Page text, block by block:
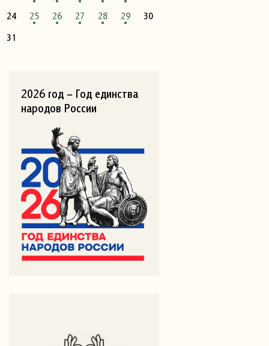
24
25 26 27 28 29
30
31
2026 год – Год единства
народов России